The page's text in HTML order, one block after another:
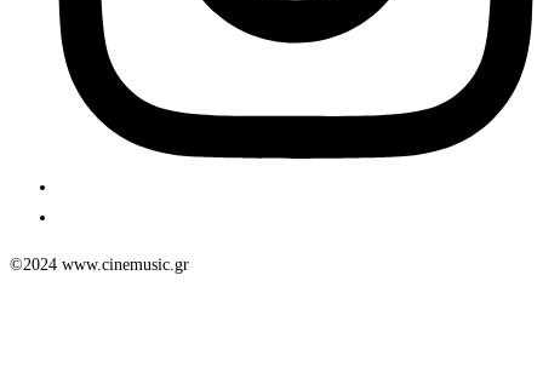
©2024 www.cinemusic.gr